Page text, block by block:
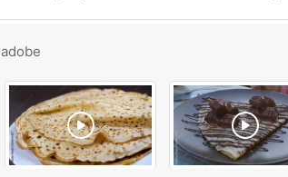
adobe